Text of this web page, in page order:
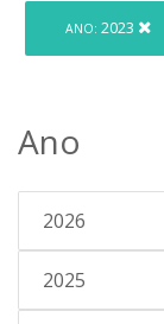
ANO: 2023
Ano
2026
2025